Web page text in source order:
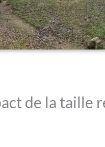
de la taille